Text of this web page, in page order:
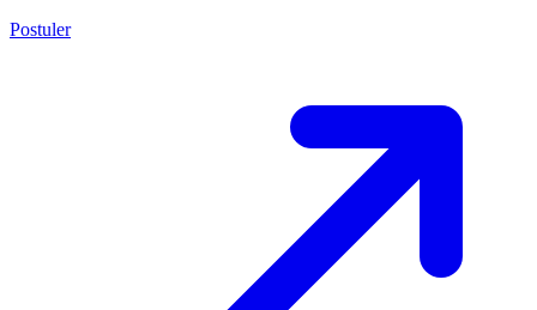
Postuler